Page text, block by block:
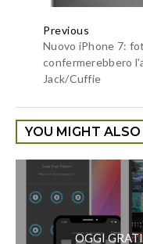
Previous
Nuovo iPhone 7:
confermerebbero
Jack/Cuffie
YOU MIGHT ALSO
OGGI